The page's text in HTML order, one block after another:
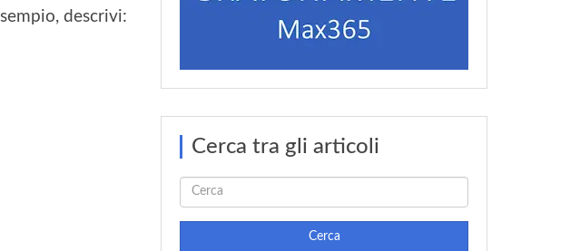
descrivi:
Cerca tra gli articoli
Cerca